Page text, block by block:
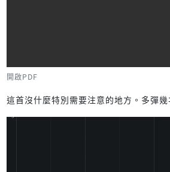
開啟PDF
這首沒什麼特別需要注意的地方。多彈幾